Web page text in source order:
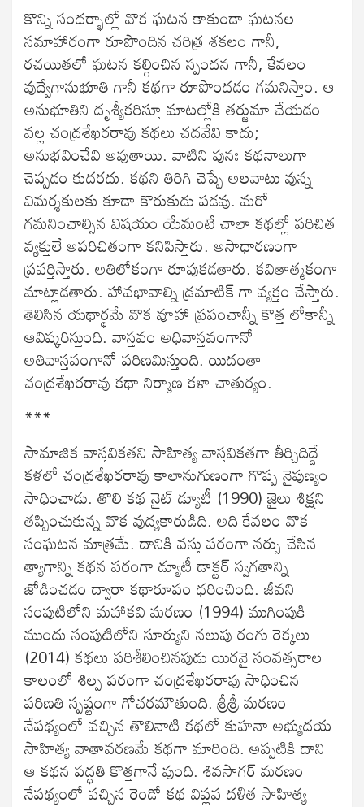
కొన్ని సందర్భాల్లో వొక ఘటన కాకుండా ఘటనల
సమాహారంగా రూపొందిన చరిత్ర శకలం గానీ,
రచయితలో ఘటన కల్గించిన స్పందన గానీ, కేవలం
వుద్వేగానుభూతి గానీ కథగా రూపొందడం గమనిస్తాం. ఆ
అనుభూతిని దృశ్యీకరిస్తూ మాటల్లోకి తర్జుమా చేయడం
వల్ల చంద్రశేఖరరావు కథలు చదవేవి కాదు;
అనుభవించేవి అవుతాయి. వాటిని పునః కథనాలుగా
చెప్పడం కుదరదు. కథని తిరిగి చెప్పే అలవాటు వున్న
విమర్శకులకు కూడా కొరుకుడు పడవు. మరో
గమనించాల్సిన విషయం యేమంటే చాలా కథల్లో పరిచిత
వ్యక్తులే అపరిచితంగా కనిపిస్తారు. అసాధారణంగా
ప్రవర్తిస్తారు. అతిలోకంగా రూపుకడతారు. కవితాత్మకంగా
మాట్లాడతారు. హావభావాల్ని డ్రమాటిక్ గా వ్యక్తం చేస్తారు.
తెలిసిన యథార్థమే వొక వూహా ప్రపంచాన్నీ కొత్త లోకాన్నీ
ఆవిష్కరిస్తుంది. వాస్తవం అధివాస్తవంగానో
అతివాస్తవంగానో పరిణమిస్తుంది. యిదంతా
చంద్రశేఖరరావు కథా నిర్మాణ కళా చాతుర్యం.
***
సామాజిక వాస్తవికతని సాహిత్య వాస్తవికతగా తీర్చిదిద్దే
కళలో చంద్రశేఖరరావు కాలానుగుణంగా గొప్ప నైపుణ్యం
సాధించాడు. తొలి కథ నైట్ డ్యూటీ (1990) జైలు శిక్షని
తప్పించుకున్న వొక వుద్యకారుడిది. అది కేవలం వొక
సంఘటన మాత్రమే. దానికి వస్తు పరంగా నర్సు చేసిన
త్యాగాన్ని కథన పరంగా డ్యూటీ డాక్టర్ స్వగతాన్ని
జోడించడం ద్వారా కథారూపం ధరించింది. జీవని
సంపుటిలోని మహాకవి మరణం (1994) ముగింపుకి
ముందు సంపుటిలోని సూర్యుని నలుపు రంగు రెక్కలు
(2014) కథలు పరిశీలించినపుడు యిరవై సంవత్సరాల
కాలంలో శిల్ప పరంగా చంద్రశేఖరరావు సాధించిన
పరిణతి స్పష్టంగా గోచరమౌతుంది. శ్రీశ్రీ మరణం
నేపథ్యంలో వచ్చిన తొలినాటి కథలో కుహనా అభ్యుదయ
సాహిత్య వాతావరణమే కథగా మారింది. అప్పటికి దాని
ఆ కథన పద్ధతి కొత్తగానే వుంది. శివసాగర్ మరణం
నేపథ్యంలో వచ్చిన రెండో కథ విప్లవ దళిత సాహిత్య